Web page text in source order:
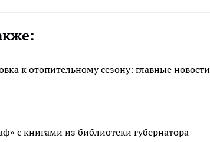
к отопительному сезону: главные новости
с книгами из библиотеки губернатора